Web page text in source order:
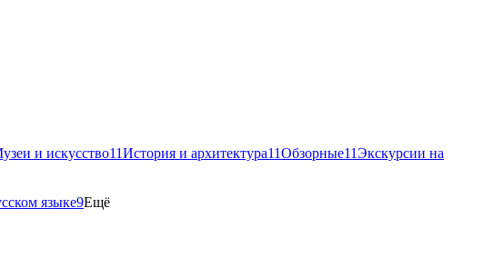
и искусство11История и архитектура11Обзорные11Экскурсии на
языке9Ещё